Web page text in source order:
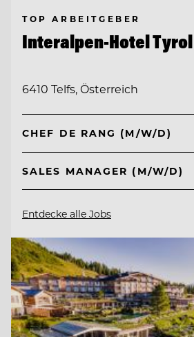
TOP ARBEITGEBER
Interalpen-Hotel Tyrol
6410 Telfs, Österreich
CHEF DE RANG (M/W/D)
SALES MANAGER (M/W/D)
Entdecke alle Jobs